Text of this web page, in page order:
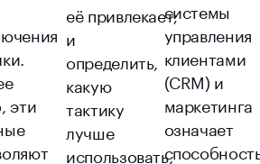
эти
её привлекает;
и
определить,
какую
тактику
лучше
использовать,
системы
управления
клиентами
(CRM) и
маркетинга
означает